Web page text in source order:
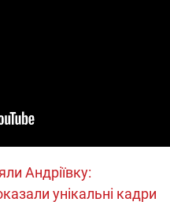
Андріївку:
унікальні кадри